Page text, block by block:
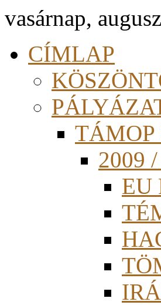
vasárnap,
CÍMLAP
TÁMOP
2009
EU